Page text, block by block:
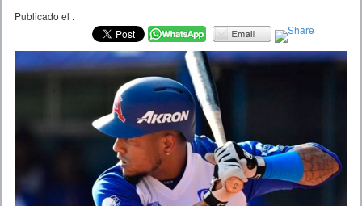
Publicado el .